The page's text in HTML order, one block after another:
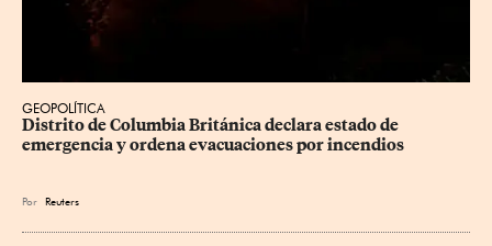
GEOPOLÍTICA
Distrito de Columbia Británica declara estado de
emergencia y ordena evacuaciones por incendios
Por Reuters